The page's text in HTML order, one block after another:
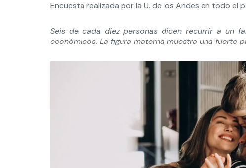
Encuesta realizada por la U. de los Andes en todo el
Seis de cada diez personas dicen recurrir a un
económicos. La figura materna muestra una fuerte